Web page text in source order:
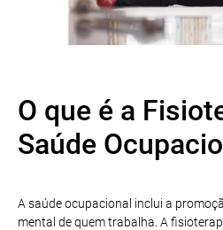
O que é a
Saúde
A saúde ocupacional inclui a
mental de quem trabalha. A